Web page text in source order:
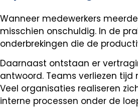
Wanneer medewerkers
misschien onschuldig. In de
onderbrekingen die de
Daarnaast ontstaan er
antwoord. Teams verliezen
Veel organisaties realiseren
interne processen onder de